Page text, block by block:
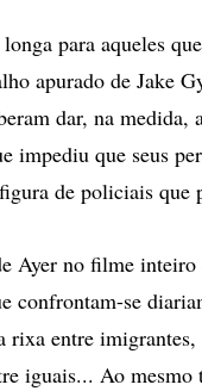
para aqueles
apurado de Jake
dar, na medida,
impediu que seus
de policiais que
Ayer no filme inteiro
confrontam-se
rixa entre
iguais... Ao